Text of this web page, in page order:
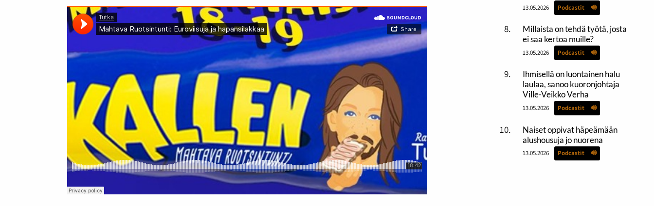
13.05.2026 Podcastit
Millaista on tehdä työtä, josta
ei saa kertoa muille?
13.05.2026 Podcastit
Ihmisellä on luontainen halu
laulaa, sanoo kuoronjohtaja
Ville-Veikko Verha
13.05.2026 Podcastit
Naiset oppivat häpeämään
alushousuja jo nuorena
13.05.2026 Podcastit